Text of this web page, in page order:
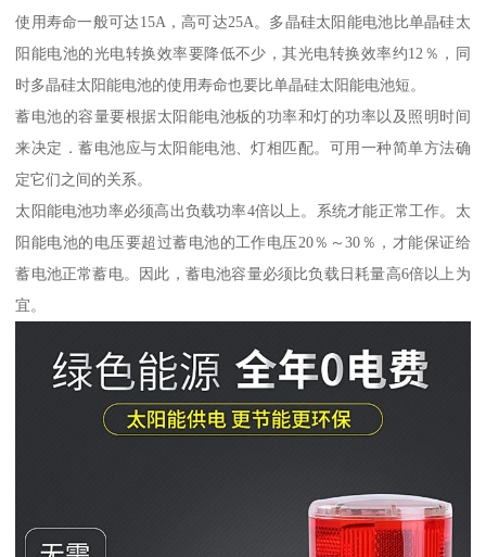
使用寿命一般可达15A，高可达25A。多晶硅太阳能电池比单晶硅太
阳能电池的光电转换效率要降低不少，其光电转换效率约12％，同
时多晶硅太阳能电池的使用寿命也要比单晶硅太阳能电池短。
蓄电池的容量要根据太阳能电池板的功率和灯的功率以及照明时间
来决定．蓄电池应与太阳能电池、灯相匹配。可用一种简单方法确
定它们之间的关系。
太阳能电池功率必须高出负载功率4倍以上。系统才能正常工作。太
阳能电池的电压要超过蓄电池的工作电压20％～30％，才能保证给
蓄电池正常蓄电。因此，蓄电池容量必须比负载日耗量高6倍以上为
宜。